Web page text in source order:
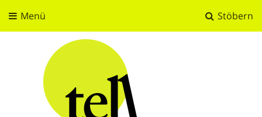
Stöbern
Menü